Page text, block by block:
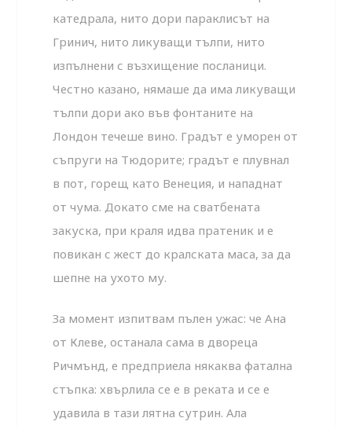
катедрала, нито дори параклисът на
Гринич, нито ликуващи тълпи, нито
изпълнени с възхищение посланици.
Честно казано, нямаше да има ликуващи
тълпи дори ако във фонтаните на
Лондон течеше вино. Градът е уморен от
съпруги на Тюдорите; градът е плувнал
в пот, горещ като Венеция, и нападнат
от чума. Докато сме на сватбената
закуска, при краля идва пратеник и е
повикан с жест до кралската маса, за да
шепне на ухото му.
За момент изпитвам пълен ужас: че Ана
от Клеве, останала сама в двореца
Ричмънд, е предприела някаква фатална
стъпка: хвърлила се е в реката и се е
удавила в тази лятна сутрин. Ала